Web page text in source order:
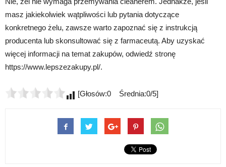
masz jakiekolwiek wątpliwości lub pytania dotyczące
konkretnego żelu, zawsze warto zapoznać się z instrukcją
producenta lub skonsultować się z farmaceutą. Aby uzyskać
więcej informacji na temat zakupów, odwiedź stronę
https://www.lepszezakupy.pl/.
[Głosów:0 Średnia:0/5]